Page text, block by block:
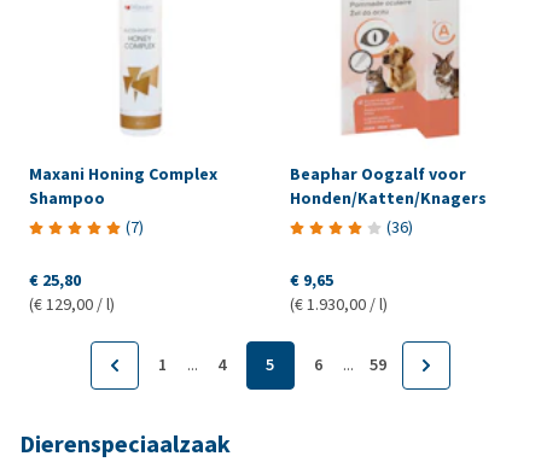
Maxani Honing Complex
Shampoo
(7)
€ 25,80
(€ 129,00 / l)
Beaphar Oogzalf voor
Honden/Katten/Knagers
(36)
€ 9,65
(€ 1.930,00 / l)
1 ... 4 5 6 ... 59
Dierenspeciaalzaak